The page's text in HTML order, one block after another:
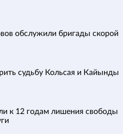
обслужили бригады скорой
судьбу Кольсая и Кайынды
к 12 годам лишения свободы